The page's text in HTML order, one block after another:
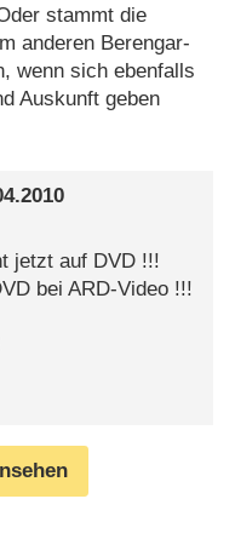
stammt die
anderen Berengar-
wenn sich ebenfalls
Auskunft geben
jetzt auf DVD !!!
bei ARD-Video !!!